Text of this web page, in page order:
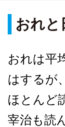
おれと
おれは平
はするが
ほとんど
宰治も読